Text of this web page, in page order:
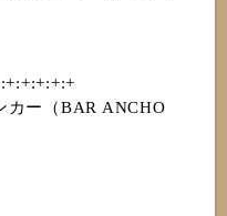
カー（BAR ANCHO